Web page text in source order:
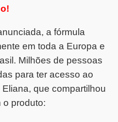
a fórmula
em toda a Europa e
Milhões de pessoas
para ter acesso ao
que compartilhou
o produto: